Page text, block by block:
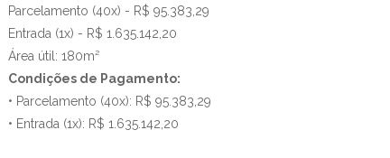
Parcelamento (40x) - R$ 95.383,29
Entrada (1x) - R$ 1.635.142,20
Área útil: 180m²
Condições de Pagamento:
• Parcelamento (40x): R$ 95.383,29
• Entrada (1x): R$ 1.635.142,20